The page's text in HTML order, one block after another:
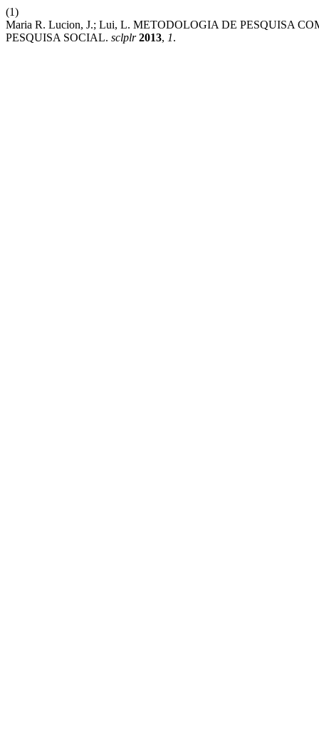
(1)
Maria R. Lucion, J.; Lui, L. METODOLOGIA DE PESQUISA
PESQUISA SOCIAL. sclplr 2013, 1.